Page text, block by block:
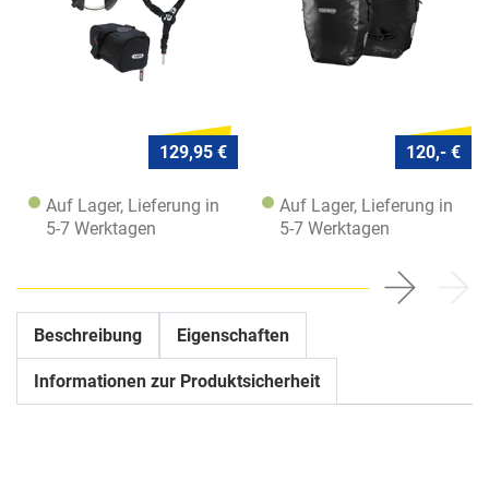
129,95 €
Auf Lager, Lieferung in
5-7 Werktagen
120,- €
Auf Lager, Lieferung in
5-7 Werktagen
Beschreibung Eigenschaften
Informationen zur Produktsicherheit